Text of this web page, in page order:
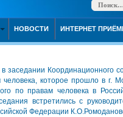
НОВОСТИ ИНТЕРНЕТ
заседании Координационного
которое прошло в г.
по правам человека в
встретились с
Федерации